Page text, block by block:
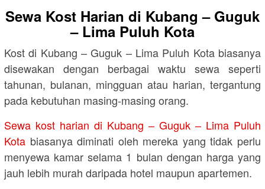
Sewa Kost Harian di Kubang – Guguk
– Lima Puluh Kota
Kost di Kubang – Guguk – Lima Puluh Kota biasanya
disewakan dengan berbagai waktu sewa seperti
tahunan, bulanan, mingguan atau harian, tergantung
pada kebutuhan masing-masing orang.
Sewa kost harian di Kubang – Guguk – Lima Puluh
Kota biasanya diminati oleh mereka yang tidak perlu
menyewa kamar selama 1 bulan dengan harga yang
jauh lebih murah daripada hotel maupun apartemen.